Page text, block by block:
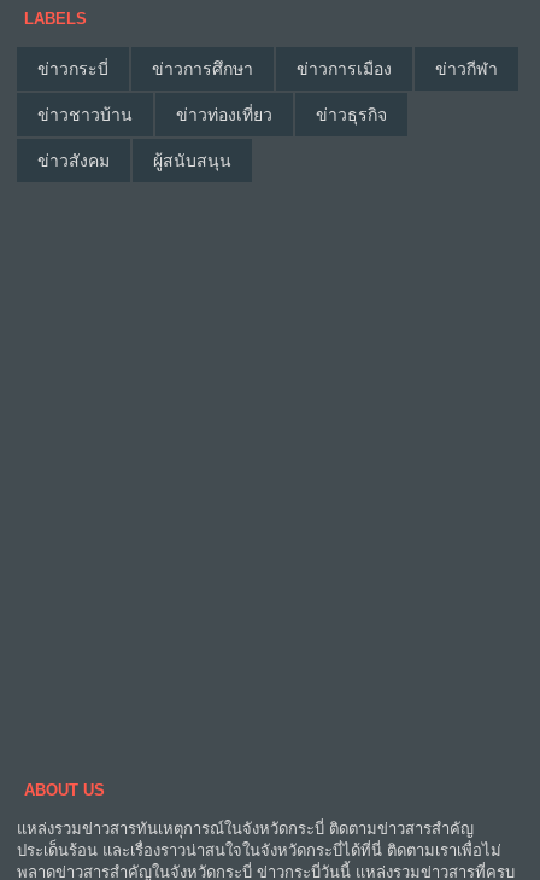
LABELS
ข่าวกระบี่ ข่าวการศึกษา ข่าวการเมือง ข่าวกีฬา
ข่าวชาวบ้าน ข่าวท่องเที่ยว ข่าวธุรกิจ
ข่าวสังคม ผู้สนับสนุน
ABOUT US
แหล่งรวมข่าวสารทันเหตุการณ์ในจังหวัดกระบี่ ติดตามข่าวสารสำคัญ
ประเด็นร้อน และเรื่องราวน่าสนใจในจังหวัดกระบี่ได้ที่นี่ ติดตามเราเพื่อไม่
พลาดข่าวสารสำคัญในจังหวัดกระบี่ ข่าวกระบี่วันนี้ แหล่งรวมข่าวสารที่ครบ